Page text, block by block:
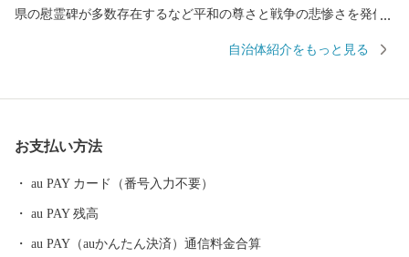
県の慰霊碑が多数存在するなど平和の尊さと戦争の悲惨さを発信
市は、伝統文化を大切にするまちです。糸満ハーレーや糸満大綱
崎町や潮崎町など広大な埋め立て事業により工業団地、新興住宅
街が形成され、最近は大型ホテルの進出もあり、観光にも力を入
時間距離が15分～20分と短くなり、多くの企業誘致も見込まれて
います。また、農漁業も盛んですが、特に卸売市場を整備し、水
自治体紹介をもっと見る
お支払い方法
au PAY カード（番号入力不要）
au PAY 残高
au PAY（auかんたん決済）通信料金合算